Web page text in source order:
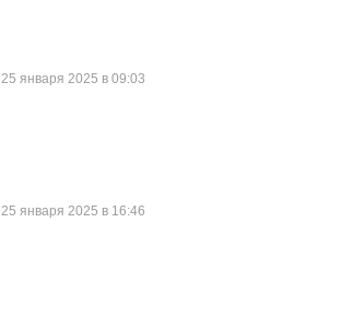
25 января 2025 в 09:03
25 января 2025 в 16:46